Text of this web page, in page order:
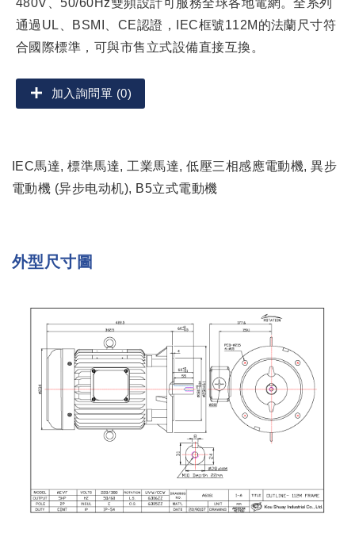
480V、50/60Hz雙頻設計可服務全球各地電網。全系列
通過UL、BSMI、CE認證，IEC框號112M的法蘭尺寸符
合國際標準，可與市售立式設備直接互換。
加入詢問單 (0)
IEC馬達, 標準馬達, 工業馬達, 低壓三相感應電動機, 異步
電動機 (异步电动机), B5立式電動機
外型尺寸圖